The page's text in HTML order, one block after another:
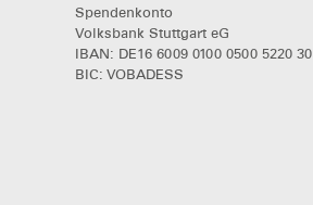
Spendenkonto
Volksbank Stuttgart eG
IBAN: DE16 6009 0100 0500 5220 30
BIC: VOBADESS